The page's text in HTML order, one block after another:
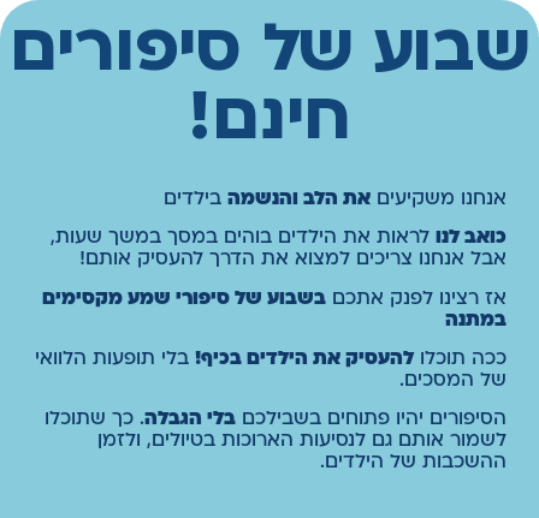
שבוע של סיפורים
חינם!
אנחנו משקיעים את הלב והנשמהבילדים
כואב לנולראות את הילדים בוהים במסך במשך שעות,
אבל אנחנו צריכים למצוא את הדרך להעסיק אותם!
אז רצינו לפנק אתכם בשבוע של סיפורי שמע מקסימים
במתנה
ככה תוכלולהעסיק את הילדים בכיף!בלי תופעות הלוואי
של המסכים.
הסיפורים יהיו פתוחים בשבילכם בלי הגבלה. כך שתוכלו
לשמור אותם גם לנסיעות הארוכות בטיולים, ולזמן
ההשכבות של הילדים.